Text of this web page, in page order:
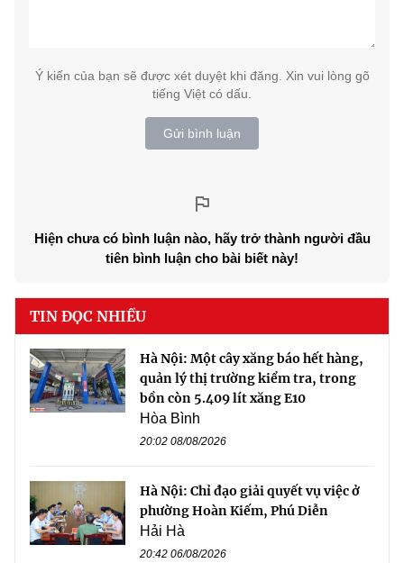
Ý kiến của bạn sẽ được xét duyệt khi đăng. Xin vui lòng gõ
tiếng Việt có dấu.
Gửi bình luận
Hiện chưa có bình luận nào, hãy trở thành người đầu
tiên bình luận cho bài biết này!
TIN ĐỌC NHIỀU
Hà Nội: Một cây xăng báo hết hàng,
quản lý thị trường kiểm tra, trong
bồn còn 5.409 lít xăng E10
Hòa Bình
20:02 08/08/2026
Hà Nội: Chỉ đạo giải quyết vụ việc ở
phường Hoàn Kiếm, Phú Diễn
Hải Hà
20:42 06/08/2026